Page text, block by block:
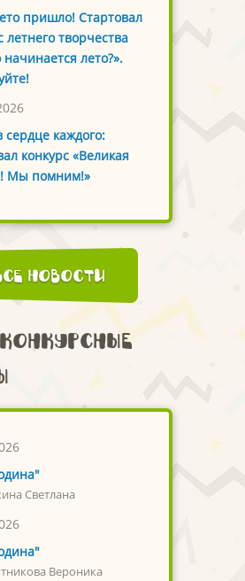
пришло! Стартовал
летнего творчества
начинается лето?».
каждого:
конкурс «Великая
Мы помним!»
новости
Светлана
Вероника